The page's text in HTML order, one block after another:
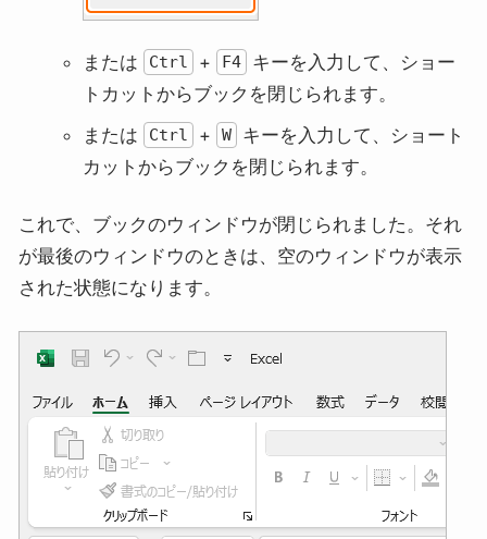
または Ctrl + F4
キーを入力して、ショー
トカットからブックを閉じられます。
または
Ctrl + W
キーを入力して、ショート
カットからブックを閉じられます。
これで、ブックのウィンドウが閉じられました。それ
が最後のウィンドウのときは、空のウィンドウが表示
された状態になります。